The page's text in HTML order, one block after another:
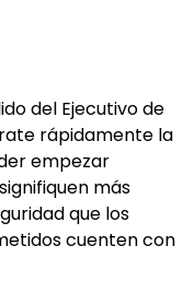
del Ejecutivo de
rápidamente la
empezar
más
que los
cuenten con